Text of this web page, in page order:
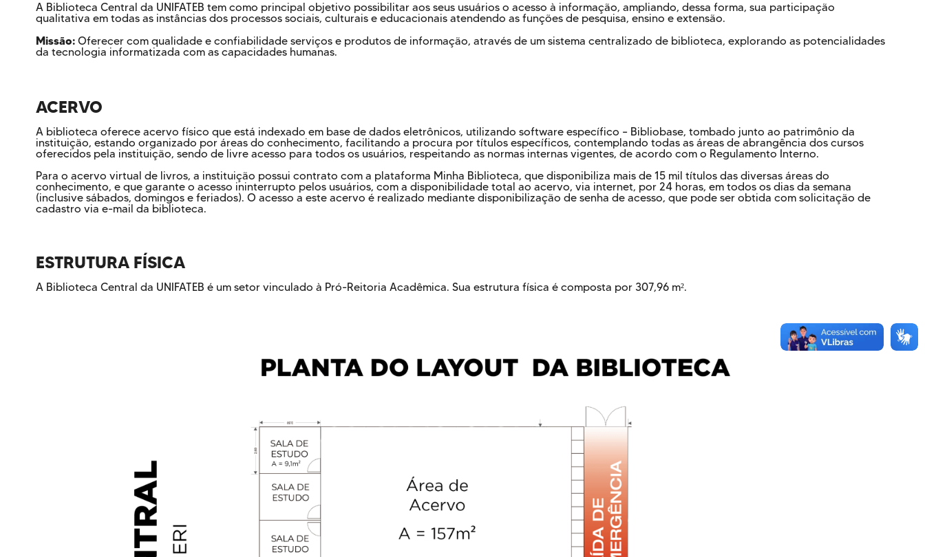
A Biblioteca Central da UNIFATEB tem como principal objetivo possibilitar aos seus usuários o acesso à informação, ampliando, dessa forma, sua participação
qualitativa em todas as instâncias dos processos sociais, culturais e educacionais atendendo as funções de pesquisa, ensino e extensão.
Missão: Oferecer com qualidade e confiabilidade serviços e produtos de informação, através de um sistema centralizado de biblioteca, explorando as potencialidades
da tecnologia informatizada com as capacidades humanas.
ACERVO
A biblioteca oferece acervo físico que está indexado em base de dados eletrônicos, utilizando software específico – Bibliobase, tombado junto ao patrimônio da
instituição, estando organizado por áreas do conhecimento, facilitando a procura por títulos específicos, contemplando todas as áreas de abrangência dos cursos
oferecidos pela instituição, sendo de livre acesso para todos os usuários, respeitando as normas internas vigentes, de acordo com o Regulamento Interno.
Para o acervo virtual de livros, a instituição possui contrato com a plataforma Minha Biblioteca, que disponibiliza mais de 15 mil títulos das diversas áreas do
conhecimento, e que garante o acesso ininterrupto pelos usuários, com a disponibilidade total ao acervo, via internet, por 24 horas, em todos os dias da semana
(inclusive sábados, domingos e feriados). O acesso a este acervo é realizado mediante disponibilização de senha de acesso, que pode ser obtida com solicitação de
cadastro via e-mail da biblioteca.
ESTRUTURA FÍSICA
A Biblioteca Central da UNIFATEB é um setor vinculado à Pró-Reitoria Acadêmica. Sua estrutura física é composta por 307,96 m².